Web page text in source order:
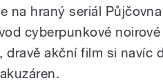
na hraný seriál
cyberpunkové
dravě akční film si navíc